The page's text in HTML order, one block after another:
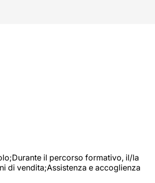
il percorso formativo, il/la
di vendita;Assistenza e accoglienza